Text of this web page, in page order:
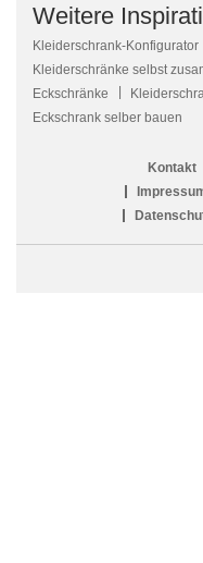
Weitere
Kleiderschrank-Konfigurator
Kleiderschränke selbst
Eckschränke
Eckschrank selber bauen
Kontakt